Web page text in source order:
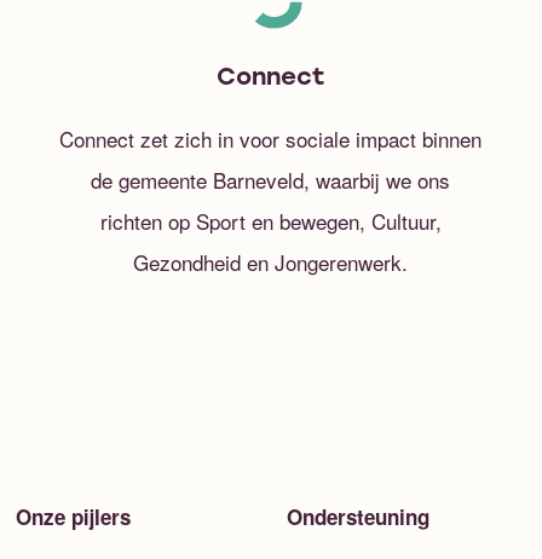
Connect
Connect zet zich in voor sociale impact binnen
de gemeente Barneveld, waarbij we ons
richten op Sport en bewegen, Cultuur,
Gezondheid en Jongerenwerk.
Onze pijlers Ondersteuning